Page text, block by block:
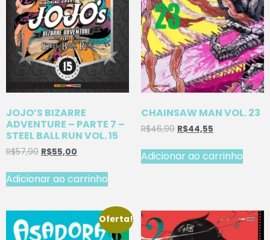
JOJO’S BIZARRE
ADVENTURE – PARTE 7 –
STEEL BALL RUN VOL. 15
R$57,90 R$55,00
Adicionar ao carrinho
CHAINSAW MAN VOL. 23
R$46,90 R$44,55
Adicionar ao carrinho
Oferta!